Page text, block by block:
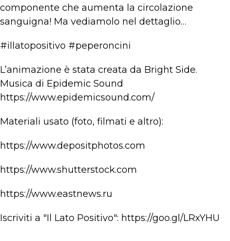
componente che aumenta la circolazione
sanguigna! Ma vediamolo nel dettaglio…
#illatopositivo #peperoncini
L’animazione è stata creata da Bright Side.
Musica di Epidemic Sound
https://www.epidemicsound.com/
Materiali usato (foto, filmati e altro):
https://www.depositphotos.com
https://www.shutterstock.com
https://www.eastnews.ru
Iscriviti a "Il Lato Positivo": https://goo.gl/LRxYHU